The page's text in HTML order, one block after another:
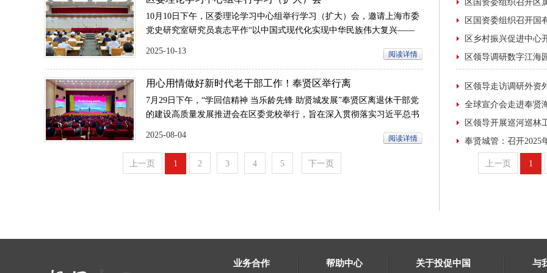
10月10日下午，区委理论学习中心组举行学习（扩大）会，邀请上海市委
党史研究室研究员袁志平作“以中国式现代化实现中华民族伟大复兴——
持会议并讲话。区委副书记、区长王益群，区人大常委会党组书记、主任
张培荣，区政协党组书记、主席陈勇章，区委副书记唐晓腾出席会议。
2025-10-13 阅读详情
用心用情做好新时代老干部工作！奉贤区举行离
退休干部党的建设高质量发展推进会
7月29日下午，“学回信精神 当乐龄先锋 助贤城发展”奉贤区离退休干部党
的建设高质量发展推进会在区委党校举行，旨在深入贯彻落实习近平总书
动全区离退休干部党建工作高质量发展。市委组织部副部长、老干部局局
2025-08-04 阅读详情
上一页 1 2 3 4 5 下一页
业务合作 帮助中心 关于投促中国 与